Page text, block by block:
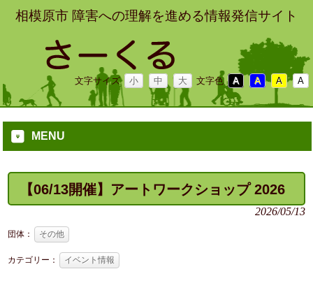
相模原市 障害への理解を進める情報発信サイト
文字サイズ 小 中 大 文字色 A A A A
MENU
【06/13開催】アートワークショップ 2026
2026/05/13
団体： その他
カテゴリー： イベント情報